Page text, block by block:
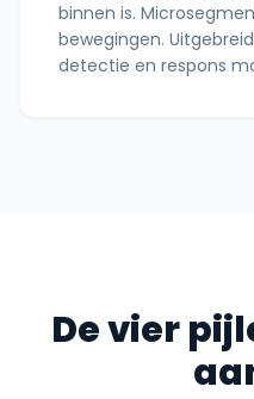
binnen is.
bewegingen.
detectie en respons
De vier